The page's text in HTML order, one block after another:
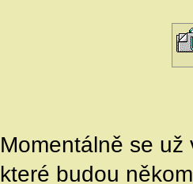
Momentálně se
které budou